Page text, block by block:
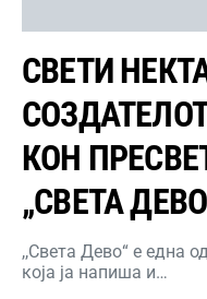
СВЕТИ
КОН
„СВЕТА
,,Света Дево“ е една
која ја напиша и…